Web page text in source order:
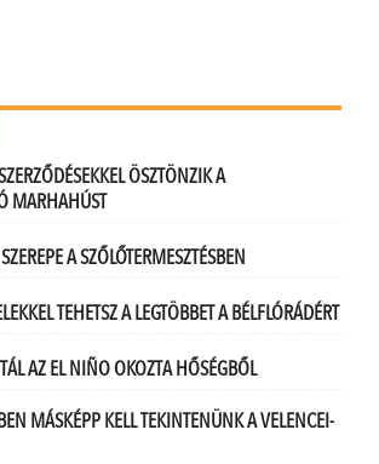
ÖSZTÖNZIK A
MARHAHÚST
A SZŐLŐTERMESZTÉSBEN
TEHETSZ A LEGTÖBBET A BÉLFLÓRÁDÉRT
AZ EL NIÑO OKOZTA HŐSÉGBŐL
MÁSKÉPP KELL TEKINTENÜNK A VELENCEI-